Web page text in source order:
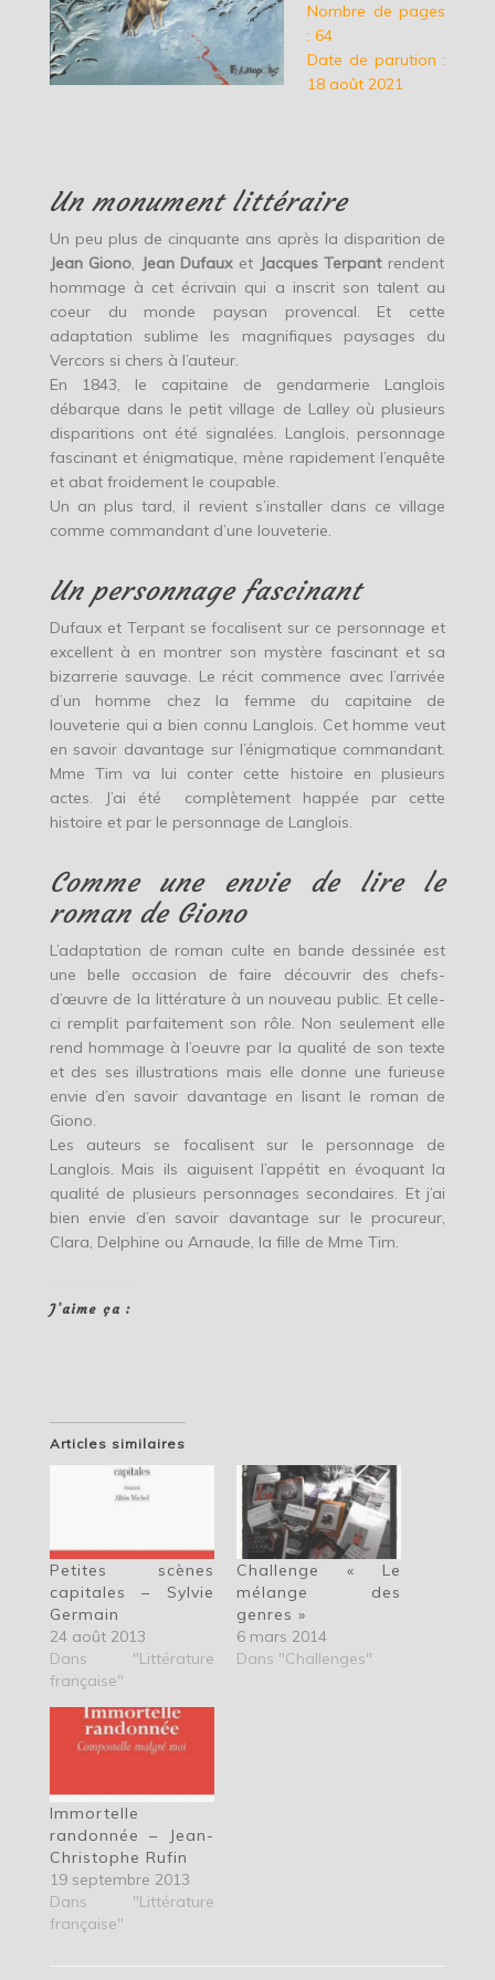
Nombre de pages
: 64
Date de parution :
18 août 2021
Un monument littéraire
Un peu plus de cinquante ans après la disparition de
Jean Giono, Jean Dufauxet Jacques Terpantrendent
hommage à cet écrivain qui a inscrit son talent au
coeur du monde paysan provencal. Et cette
adaptation sublime les magnifiques paysages du
Vercors si chers à l’auteur.
En 1843, le capitaine de gendarmerie Langlois
débarque dans le petit village de Lalley où plusieurs
disparitions ont été signalées. Langlois, personnage
fascinant et énigmatique, mène rapidement l’enquête
et abat froidement le coupable.
Un an plus tard, il revient s’installer dans ce village
comme commandant d’une louveterie.
Un personnage fascinant
Dufaux et Terpant se focalisent sur ce personnage et
excellent à en montrer son mystère fascinant et sa
bizarrerie sauvage. Le récit commence avec l’arrivée
d’un homme chez la femme du capitaine de
louveterie qui a bien connu Langlois. Cet homme veut
en savoir davantage sur l’énigmatique commandant.
Mme Tim va lui conter cette histoire en plusieurs
actes. J’ai été complètement happée par cette
histoire et par le personnage de Langlois.
Comme une envie de lire le
roman de Giono
L’adaptation de roman culte en bande dessinée est
une belle occasion de faire découvrir des chefs-
d’œuvre de la littérature à un nouveau public. Et celle-
ci remplit parfaitement son rôle. Non seulement elle
rend hommage à l’oeuvre par la qualité de son texte
et des ses illustrations mais elle donne une furieuse
envie d’en savoir davantage en lisant le roman de
Giono.
Les auteurs se focalisent sur le personnage de
Langlois. Mais ils aiguisent l’appétit en évoquant la
qualité de plusieurs personnages secondaires. Et j’ai
bien envie d’en savoir davantage sur le procureur,
Clara, Delphine ou Arnaude, la fille de Mme Tim.
J’aime ça :
Articles similaires
Petites scènes
capitales – Sylvie
Germain
24 août 2013
Dans "Littérature
française"
Challenge « Le
mélange des
genres »
6 mars 2014
Dans "Challenges"
Immortelle
randonnée – Jean-
Christophe Rufin
19 septembre 2013
Dans "Littérature
française"